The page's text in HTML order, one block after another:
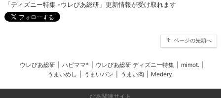
「ディズニー特集 -ウレぴあ総研」更新情報が受け取れます
ページの先頭へ
ウレぴあ総研 ハピママ* ウレぴあ総研 ディズニー特集 mimot.
うまいめし
うまいパン うまい肉 Medery.
ぴあ関連サイト